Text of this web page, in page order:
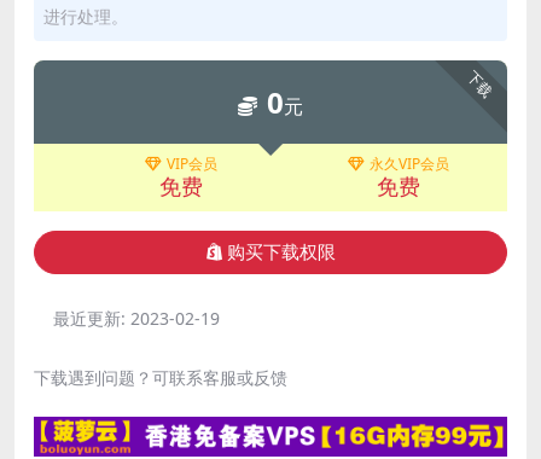
进行处理。
下载
0元
VIP会员
免费
永久VIP会员
免费
购买下载权限
最近更新: 2023-02-19
下载遇到问题？可联系客服或反馈